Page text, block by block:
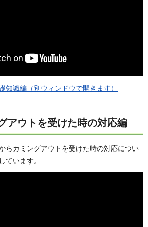
知識編（別ウィンドウで開きます）
アウトを受けた時の対応編
らカミングアウトを受けた時の対応につい
ています。